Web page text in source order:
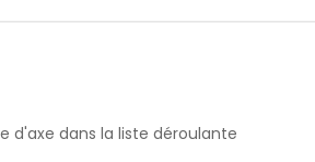
d'axe dans la liste déroulante